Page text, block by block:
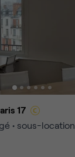
17
• sous-location